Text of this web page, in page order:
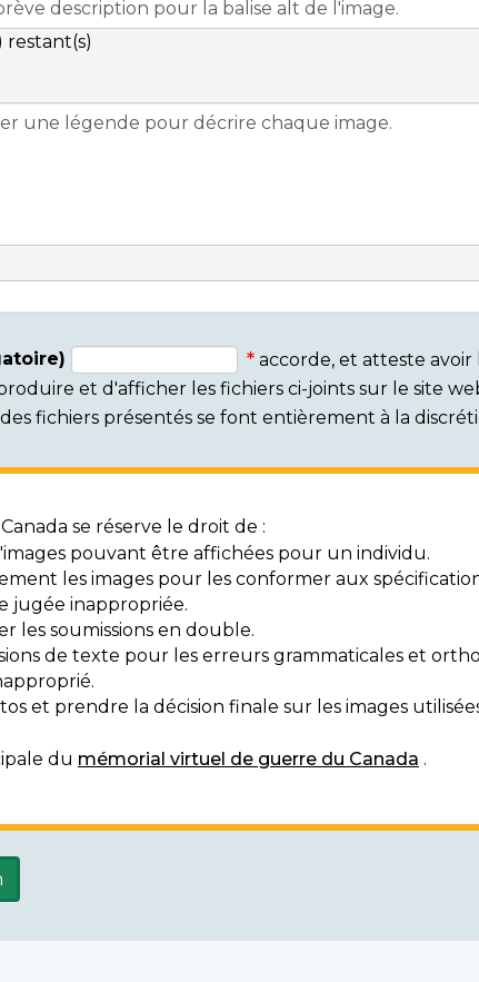
restant(s)
accorde, et atteste
et d'afficher les fichiers ci-joints sur le site
fichiers présentés se font entièrement à la
se réserve le droit de :
pouvant être affichées pour un individu.
les images pour les conformer aux
jugée inappropriée.
les soumissions en double.
de texte pour les erreurs grammaticales et
et prendre la décision finale sur les images
du mémorial virtuel de guerre du Canada .